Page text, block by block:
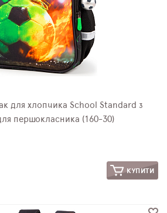
для хлопчика School Standard з
першокласника (160-30)
КУПИТИ